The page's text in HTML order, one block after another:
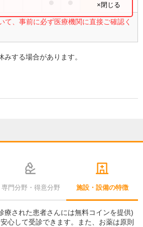
て、事前に必ず医療機関に直接ご確認く
×閉じる
みする場合があります。
専門分野・得意分野 施設・設備の特徴
療された患者さんには無料コインを提供)
心して受診できます。また、お薬は原則